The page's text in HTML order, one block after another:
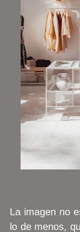
La imagen no
lo de menos,